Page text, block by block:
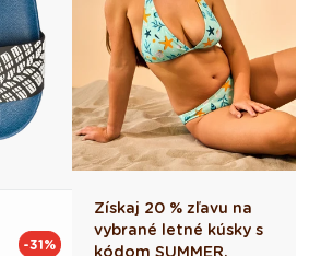
-31%
Získaj 20 % zľavu na
vybrané letné kúsky s
kódom SUMMER.